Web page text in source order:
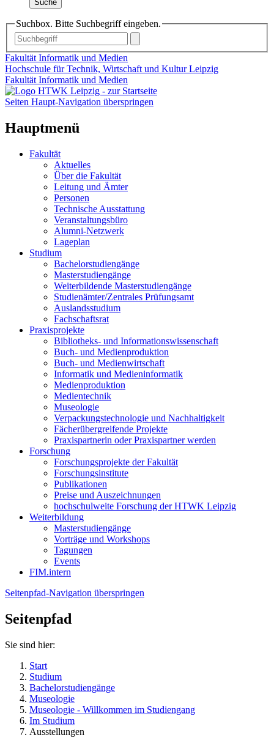
Suche
Suchbox. Bitte Suchbegriff eingeben.
Fakultät Informatik und Medien
Hochschule für Technik, Wirtschaft und Kultur Leipzig
Fakultät Informatik und Medien
Seiten Haupt-Navigation überspringen
Hauptmenü
Fakultät
Aktuelles
Über die Fakultät
Leitung und Ämter
Personen
Technische Ausstattung
Veranstaltungsbüro
Alumni-Netzwerk
Lageplan
Studium
Bachelorstudiengänge
Masterstudiengänge
Weiterbildende Masterstudiengänge
Studienämter/Zentrales Prüfungsamt
Auslandsstudium
Fachschaftsrat
Praxisprojekte
Bibliotheks- und Informationswissenschaft
Buch- und Medienproduktion
Buch- und Medienwirtschaft
Informatik und Medieninformatik
Medienproduktion
Medientechnik
Museologie
Verpackungstechnologie und Nachhaltigkeit
Fächerübergreifende Projekte
Praxispartnerin oder Praxispartner werden
Forschung
Forschungsprojekte der Fakultät
Forschungsinstitute
Publikationen
Preise und Auszeichnungen
hochschulweite Forschung der HTWK Leipzig
Weiterbildung
Masterstudiengänge
Vorträge und Workshops
Tagungen
Events
FIM.intern
Seitenpfad-Navigation überspringen
Seitenpfad
Sie sind hier:
Start
Studium
Bachelorstudiengänge
Museologie
Museologie - Willkommen im Studiengang
Im Studium
Ausstellungen